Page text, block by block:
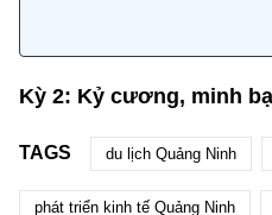
Kỳ 2: Kỷ cương, minh
TAGS du lịch Quảng Ninh
phát triển kinh tế Quảng Ninh